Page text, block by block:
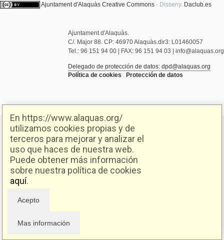
En https://www.alaquas.org/
utilizamos cookies propias y de
terceros para mejorar y analizar el
uso que haces de nuestra web.
Puede obtener más información
sobre nuestra política de cookies
aquí.
Ajuntament d'Alaquàs Creative Commons - Disseny. Daclub.es
Ajuntament d'Alaquàs.
C/. Major 88. CP: 46970 Alaquàs.dir3: L01460057
Tel.: 96 151 94 00 | FAX: 96 151 94 03 | info@alaquas.org
Delegado de protección de datos: dpd@alaquas.org
Política de cookies . Protección de datos